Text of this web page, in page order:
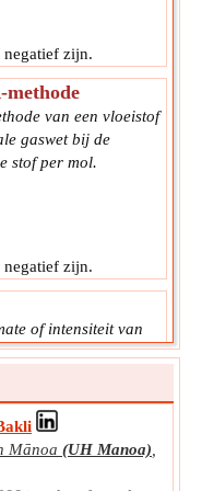
negatief zijn.
methode
van een vloeistof
gaswet bij de
stof per mol.
negatief zijn.
of intensiteit van
is.
zijn.
Mānoa (UH Manoa)